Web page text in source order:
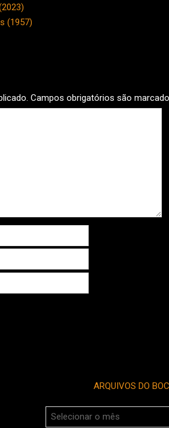
(1957)
Campos obrigatórios são
ARQUIVOS DO
Arquivos
do